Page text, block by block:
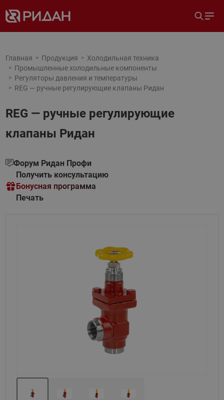
Главная Продукция
Холодильная техника
Промышленные холодильные компоненты
Регуляторы давления и температуры
REG — ручные регулирующие клапаны Ридан
REG — ручные регулирующие
клапаны Ридан
Форум Ридан Профи
Получить консультацию
Бонусная программа
Печать